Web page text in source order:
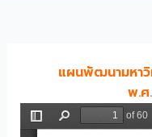
แผนพัฒนามหาวิ
พ.